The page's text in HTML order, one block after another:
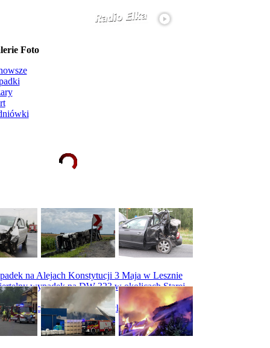
Foto
na Alejach Konstytucji 3 Maja w Lesznie
wypadek na DW 323 w okolicach Starej
na obwodnicy Święciechowy
więcej...